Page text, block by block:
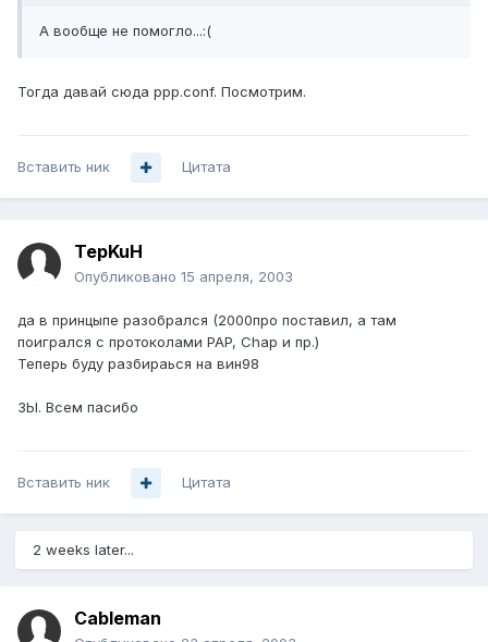
А вообще не помогло...:(
Тогда давай сюда ppp.conf. Посмотрим.
Вставить ник Цитата
TepKuH
Опубликовано 15 апреля, 2003
да в принцыпе разобрался (2000про поставил, а там
поигрался с протоколами PAP, Chap и пр.)
Теперь буду разбираься на вин98
ЗЫ. Всем пасибо
Вставить ник Цитата
2 weeks later...
Cableman